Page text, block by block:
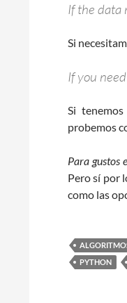
If the data
Si
If you
Si
probemos
Para gustos
Pero sí por
como las
PYTHON